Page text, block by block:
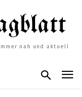
nah und aktuell